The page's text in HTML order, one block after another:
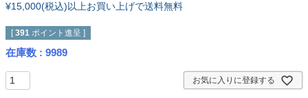
¥15,000(税込)以上お買い上げで送料無料
[ 391 ポイント進呈 ]
在庫数 9989
お気に入りに登録する